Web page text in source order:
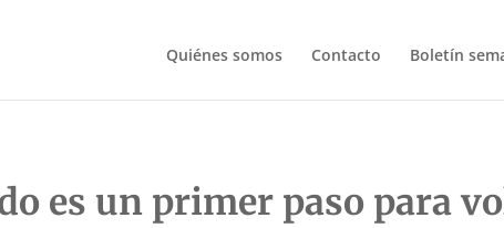
Quiénes somos Contacto Boletín
es un primer paso para